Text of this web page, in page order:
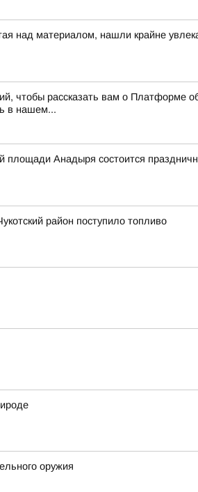
над материалом, нашли крайне
чтобы рассказать вам о
в нашем...
площади Анадыря состоится
район поступило топливо
оружия